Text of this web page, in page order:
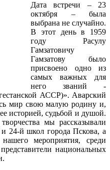
Дата встречи – 23
октября – была
выбрана не случайно.
В этот день в 1959
году Расулу
Гамзатовичу
Гамзатову было
присвоено одно из
самых важных для
него званий -
АССР)». Аварский
мир свою малую родину и,
историей, судьбой и душой.
мы рассказывали
24-й школ города Пскова, а
мероприятия, среди
национальных